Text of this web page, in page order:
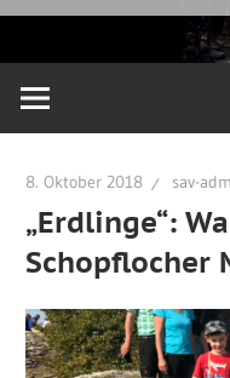
8. Oktober 2018 sav-
„Erdlinge“:
Schopflocher